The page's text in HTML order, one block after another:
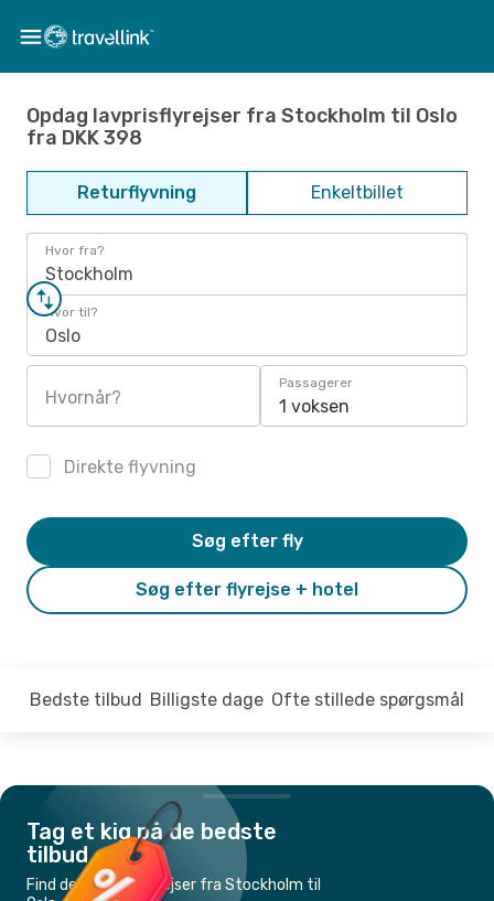
Opdag lavprisflyrejser fra Stockholm til Oslo
fra DKK 398
Returflyvning Enkeltbillet
Hvor fra?
Stockholm
Hvor til?
Oslo
Hvornår?
Passagerer
1 voksen
Direkte flyvning
Søg efter flyrejse + hotel
Søg efter fly
Bedste tilbud Billigste dage Ofte stillede spørgsmål
Tag et kig på de bedste
tilbud
Find de billigste flyrejser fra Stockholm til